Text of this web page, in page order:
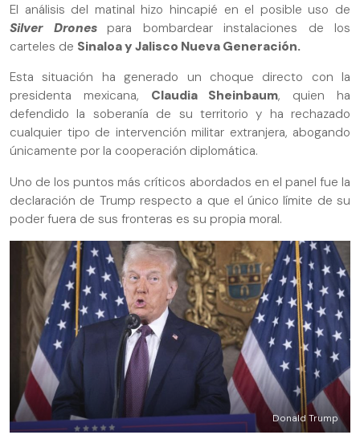
El análisis del matinal hizo hincapié en el posible uso de
Silver Drones
para bombardear instalaciones de los
carteles de Sinaloa y Jalisco Nueva Generación.
Esta situación ha generado un choque directo con la
presidenta mexicana, Claudia Sheinbaum, quien ha
defendido la soberanía de su territorio y ha rechazado
cualquier tipo de intervención militar extranjera, abogando
únicamente por la cooperación diplomática.
Uno de los puntos más críticos abordados en el panel fue la
declaración de Trump respecto a que el único límite de su
poder fuera de sus fronteras es su propia moral.
Donald Trump